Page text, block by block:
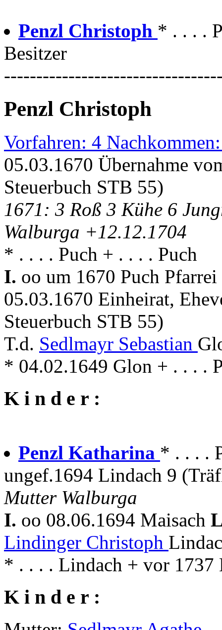
Penzl Christoph * . . . .
Besitzer
Penzl Christoph
Vorfahren: 4
05.03.1670 Übernahme
Steuerbuch STB 55)
1671: 3 Roß 3 Kühe 6
Walburga +12.12.1704
* . . . . Puch + . . . . Puch
I. oo um 1670 Puch Pfarrei
05.03.1670 Einheirat,
Steuerbuch STB 55)
T.d. Sedlmayr Sebastian
* 04.02.1649 Glon + . . . .
K i n d e r :
Penzl Katharina * . . . .
ungef.1694 Lindach 9
Mutter Walburga
I. oo 08.06.1694 Maisach
Lindinger Christoph
* . . . . Lindach + vor 1737
K i n d e r :